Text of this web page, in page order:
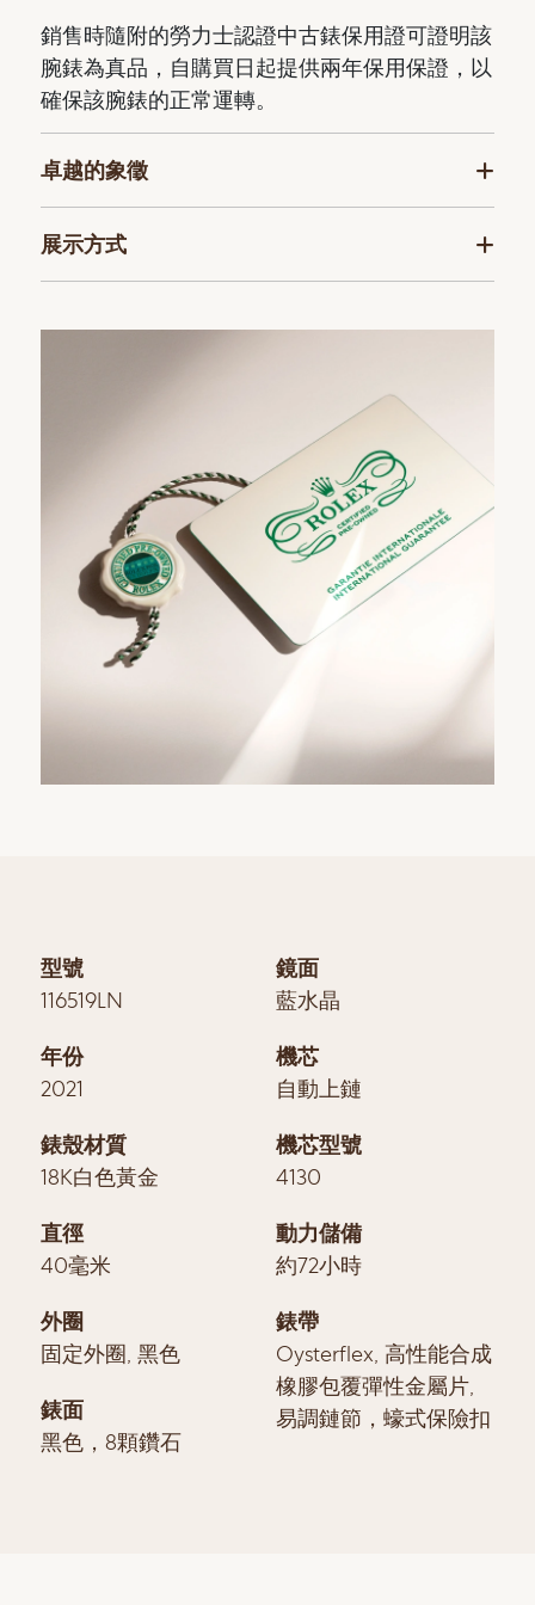
銷售時隨附的勞力士認證中古錶保用證可證明該
腕錶為真品，自購買日起提供兩年保用保證，以
確保該腕錶的正常運轉。
卓越的象徵
展示方式
型號
116519LN
年份
2021
錶殼材質
18K白色黃金
直徑
40毫米
外圈
固定外圈, 黑色
錶面
黑色，8顆鑽石
鏡面
藍水晶
機芯
自動上鏈
機芯型號
4130
動力儲備
約72小時
錶帶
Oysterflex, 高性能合成
橡膠包覆彈性金屬片,
易調鏈節，蠔式保險扣